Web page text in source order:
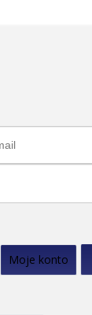
Moje konto